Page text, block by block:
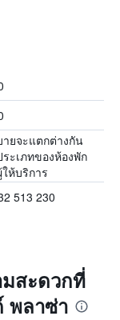
ยจะแตกต่างกัน
ะเภทของห้องพัก
ห้บริการ
513 230
สะดวกที่
พลาซ่า